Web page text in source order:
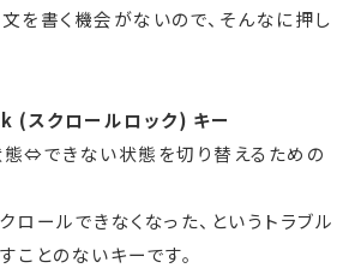
を書く機会がないので、そんなに押し
スクロールロック) キー
⇔できない状態を切り替えるための
ロールできなくなった、というトラブル
ことのないキーです。